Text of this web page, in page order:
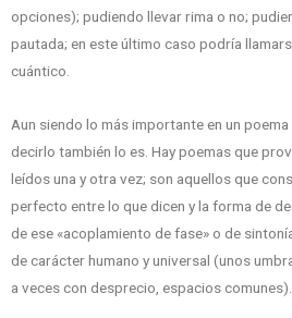
opciones); pudiendo llevar rima o no;
pautada; en este último caso podría
cuántico.
Aun siendo lo más importante en un
decirlo también lo es. Hay poemas que
leídos una y otra vez; son aquellos que
perfecto entre lo que dicen y la forma de
de ese «acoplamiento de fase» o de
de carácter humano y universal (unos
a veces con desprecio, espacios comunes).